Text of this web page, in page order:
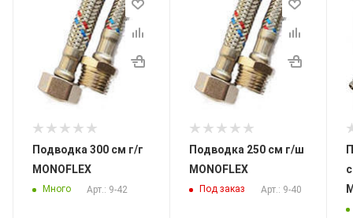
Подводка 300 см г/г
MONOFLEX
Много Арт.: 9-42
Подводка 250 см г/ш
MONOFLEX
Под заказ Арт.: 9-40